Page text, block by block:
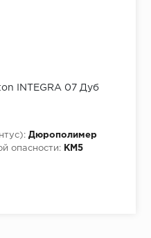
INTEGRA 07 Дуб
Дюрополимер
опасности:
КМ5